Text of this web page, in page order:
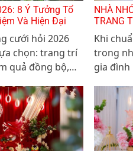
8 Ý Tưởng Tổ
Và Hiện Đại
cưới hỏi 2026
chọn: trang trí
quả đồng bộ,
trọng.
NHÀ
TRANG
TRANG
Khi
trong
gia đình
gia
thoáng,